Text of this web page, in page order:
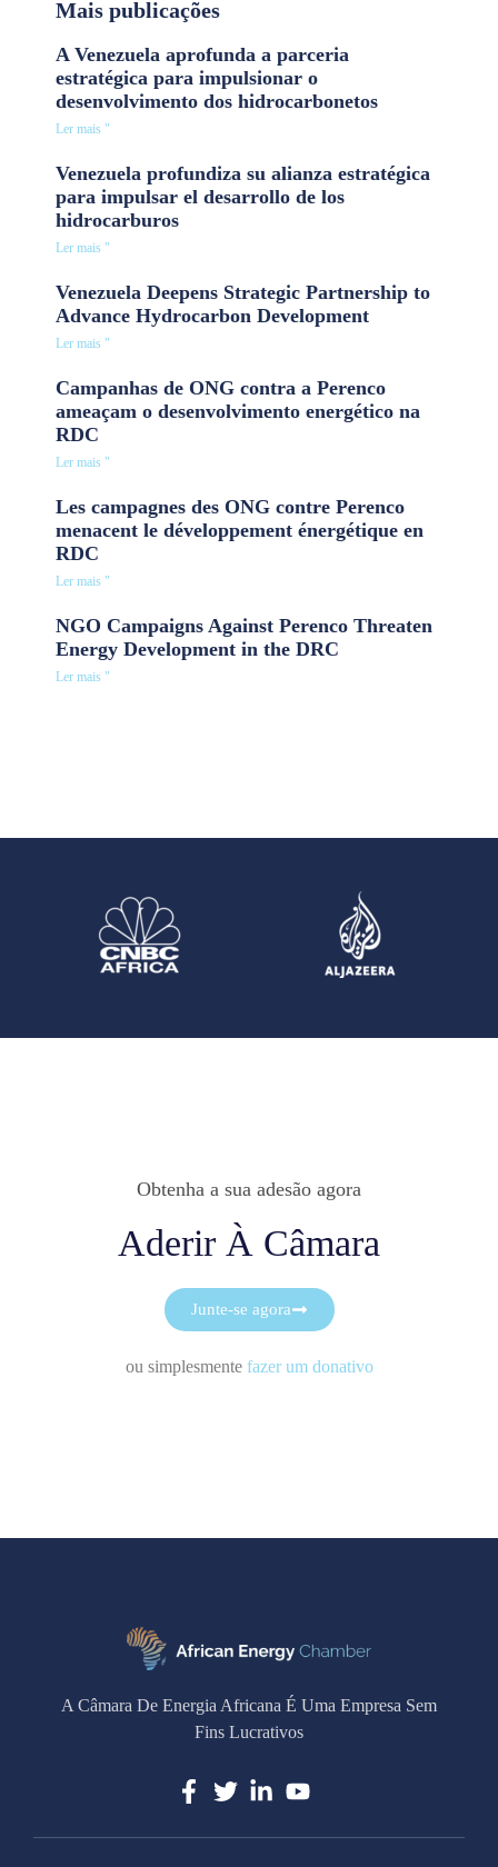
Mais publicações
A Venezuela aprofunda a parceria
estratégica para impulsionar o
desenvolvimento dos hidrocarbonetos
Ler mais "
Venezuela profundiza su alianza estratégica
para impulsar el desarrollo de los
hidrocarburos
Ler mais "
Venezuela Deepens Strategic Partnership to
Advance Hydrocarbon Development
Ler mais "
Campanhas de ONG contra a Perenco
ameaçam o desenvolvimento energético na
RDC
Ler mais "
Les campagnes des ONG contre Perenco
menacent le développement énergétique en
RDC
Ler mais "
NGO Campaigns Against Perenco Threaten
Energy Development in the DRC
Ler mais "
Obtenha a sua adesão agora
Aderir À Câmara
Junte-se agora
ou simplesmente fazer um donativo
A Câmara De Energia Africana É Uma Empresa Sem
Fins Lucrativos